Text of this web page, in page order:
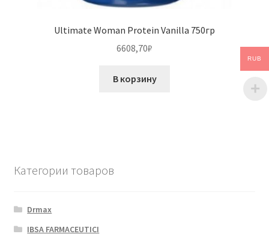
Ultimate Woman Protein Vanilla 750гр
6608,70₽
В корзину
Категории товаров
Drmax
IBSA FARMACEUTICI
RUB